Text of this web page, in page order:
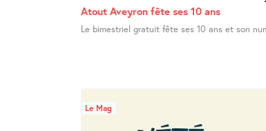
Atout Aveyron fête ses 10 ans
Le bimestriel gratuit fête ses 10 ans et son
Le Mag